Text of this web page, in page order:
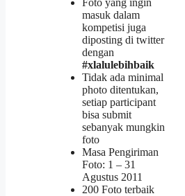
Foto yang ingin
masuk dalam
kompetisi juga
diposting di twitter
dengan
#xlalulebihbaik
Tidak ada minimal
photo ditentukan,
setiap participant
bisa submit
sebanyak mungkin
foto
Masa Pengiriman
Foto: 1 – 31
Agustus 2011
200 Foto terbaik